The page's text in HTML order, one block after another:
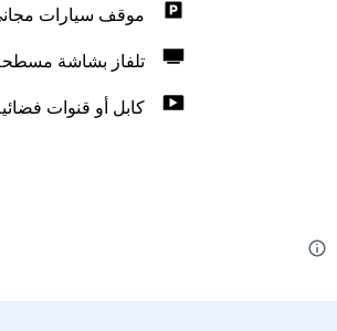
موقف سيارات
تلفاز بشاشة
كابل أو قنوات